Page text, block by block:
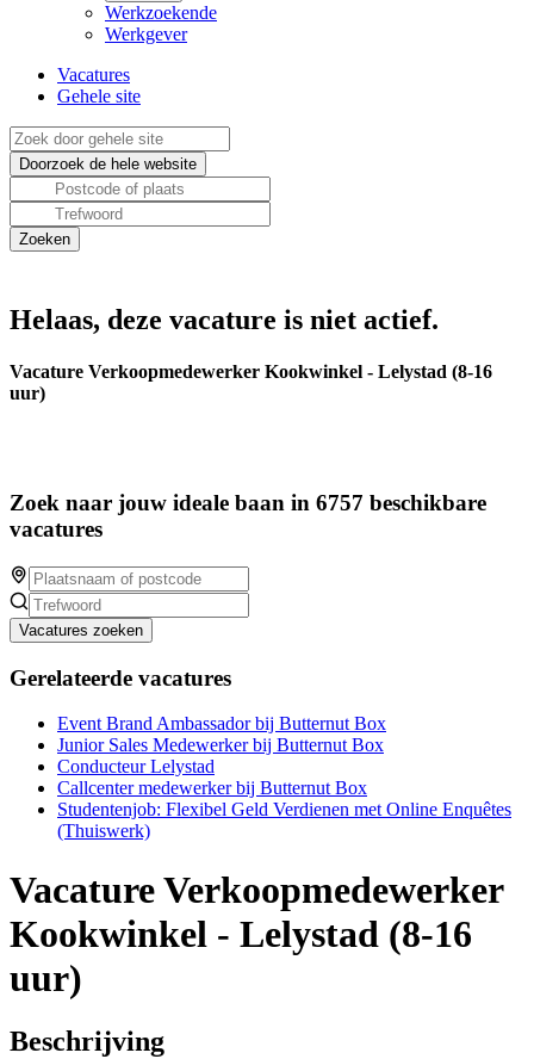
Werkzoekende
Werkgever
Vacatures
Gehele site
Helaas, deze vacature is niet actief.
Vacature Verkoopmedewerker Kookwinkel - Lelystad (8-16
uur)
Zoek naar jouw ideale baan in 6757 beschikbare
vacatures
Vacatures zoeken
Gerelateerde vacatures
Event Brand Ambassador bij Butternut Box
Junior Sales Medewerker bij Butternut Box
Conducteur Lelystad
Callcenter medewerker bij Butternut Box
Studentenjob: Flexibel Geld Verdienen met Online Enquêtes
(Thuiswerk)
Vacature Verkoopmedewerker
Kookwinkel - Lelystad (8-16
uur)
Beschrijving